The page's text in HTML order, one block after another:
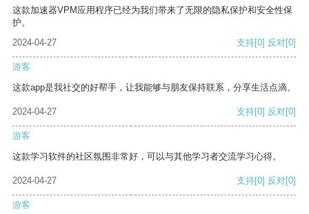
这款加速器VPM应用程序已经为我们带来了无限的隐私保护和安全性保
护。
2024-04-27
支持[0] 反对[0]
游客
这款app是我社交的好帮手，让我能够与朋友保持联系，分享生活点滴。
2024-04-27 支持[0] 反对[0]
游客
这款学习软件的社区氛围非常好，可以与其他学习者交流学习心得。
2024-04-27 支持[0] 反对[0]
游客